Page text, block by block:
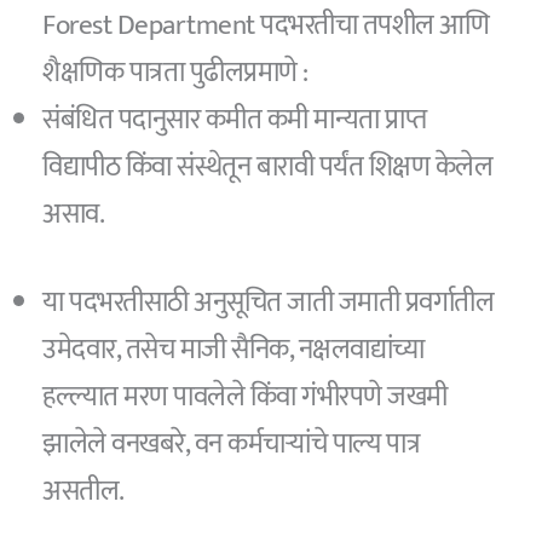
Forest Department पदभरतीचा तपशील आणि
शैक्षणिक पात्रता पुढीलप्रमाणे :
संबंधित पदानुसार कमीत कमी मान्यता प्राप्त
विद्यापीठ किंवा संस्थेतून बारावी पर्यंत शिक्षण केलेल
असाव.
या पदभरतीसाठी अनुसूचित जाती जमाती प्रवर्गातील
उमेदवार, तसेच माजी सैनिक, नक्षलवाद्यांच्या
हल्ल्यात मरण पावलेले किंवा गंभीरपणे जखमी
झालेले वनखबरे, वन कर्मचाऱ्यांचे पाल्य पात्र
असतील.